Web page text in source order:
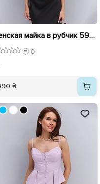
Женская майка в рубчик 595743 Молочная
0
₴